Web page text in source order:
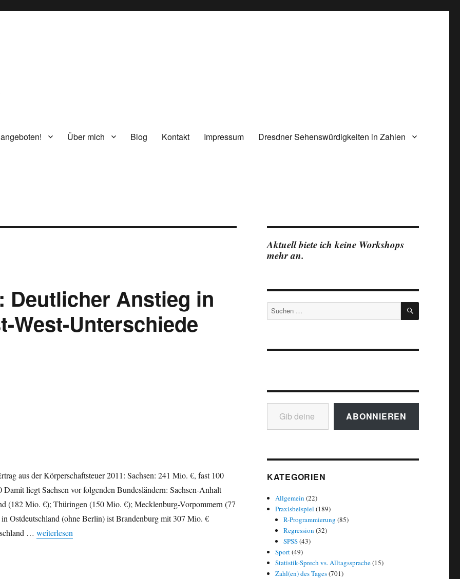
Über mich Blog Kontakt Impressum
Dresdner Sehenswürdigkeiten in Zahlen
Deutlicher Anstieg in
West-Unterschiede
aus der Körperschaftsteuer 2011: Sachsen: 241 Mio. €, fast 100
liegt Sachsen vor folgenden Bundesländern: Sachsen-Anhalt
(182 Mio. €); Thüringen (150 Mio. €); Mecklenburg-Vorpommern (77
Ostdeutschland (ohne Berlin) ist Brandenburg mit 307 Mio. €
… „Körperschaftsteuer: Deutlicher Anstieg in Sachsen / große Ost-West-Unterschiede“
weiterlesen
Aktuell biete ich keine Workshops
mehr an.
Suchen
nach:
SUCHEN
Gib deine E-Mail-Adresse ein ...
ABONNIEREN
KATEGORIEN
Allgemein (22)
Praxisbeispiel (189)
R-Programmierung (85)
Regression (32)
SPSS(43)
Sport(49)
Statistik-Sprech vs. Alltagssprache(15)
Zahl(en) des Tages(701)